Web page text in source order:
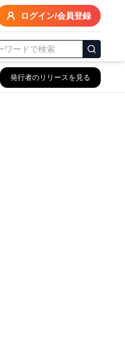
ログイン/会員登録
発行者のリリースを見る